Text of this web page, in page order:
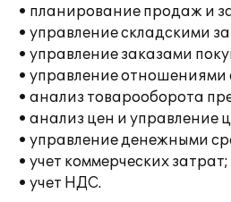
• планирование продаж и
• управление складскими
• управление заказами
• управление отношениями
• анализ товарооборота
• анализ цен и управление
• управление денежными
• учет коммерческих затрат;
• учет НДС.